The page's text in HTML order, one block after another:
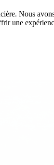
Nous
une